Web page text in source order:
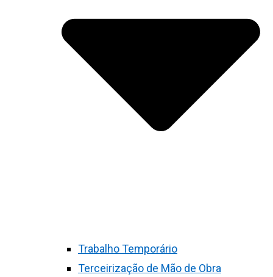
Trabalho Temporário
Terceirização de Mão de Obra